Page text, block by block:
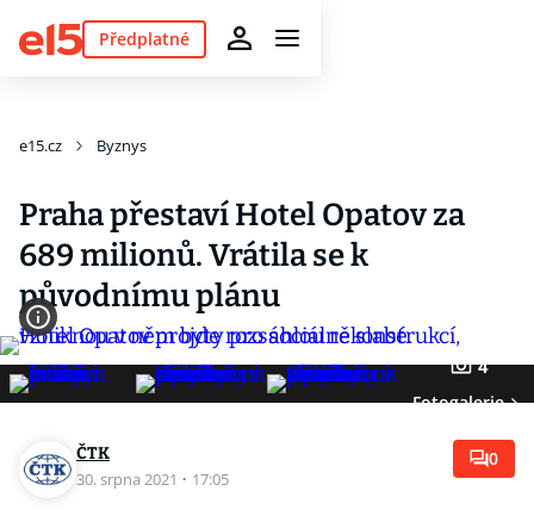
Předplatné
e15.cz Byznys
Praha přestaví Hotel Opatov za
689 milionů. Vrátila se k
původnímu plánu
4
Fotogalerie
ČTK
30. srpna 2021 · 17:05
0